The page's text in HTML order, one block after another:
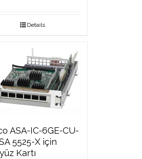
Details
ASA-IC-6GE-CU-
5525-X için
Kartı